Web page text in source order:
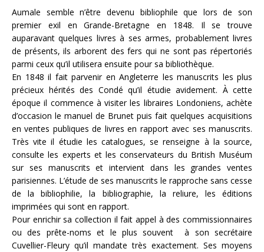
Aumale semble n’être devenu bibliophile que lors de son
premier exil en Grande-Bretagne en 1848. Il se trouve
auparavant quelques livres à ses armes, probablement livres
de présents, ils arborent des fers qui ne sont pas répertoriés
parmi ceux qu’il utilisera ensuite pour sa bibliothèque.
En 1848 il fait parvenir en Angleterre les manuscrits les plus
précieux hérités des Condé qu’il étudie avidement. À cette
époque il commence à visiter les libraires Londoniens, achète
d’occasion le manuel de Brunet puis fait quelques acquisitions
en ventes publiques de livres en rapport avec ses manuscrits.
Très vite il étudie les catalogues, se renseigne à la source,
consulte les experts et les conservateurs du British Muséum
sur ses manuscrits et intervient dans les grandes ventes
parisiennes. L’étude de ses manuscrits le rapproche sans cesse
de la bibliophilie, la bibliographie, la reliure, les éditions
imprimées qui sont en rapport.
Pour enrichir sa collection il fait appel à des commissionnaires
ou des prête-noms et le plus souvent à son secrétaire
Cuvellier-Fleury qu’il mandate très exactement. Ses moyens